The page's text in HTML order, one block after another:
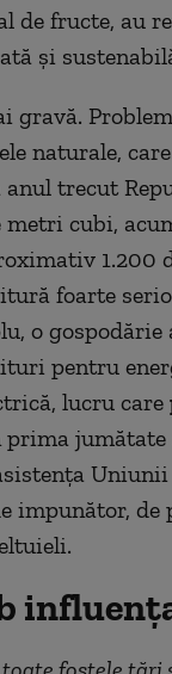
de fructe, au
și
gravă.
naturale,
trecut
cubi,
1.200
foarte
o
pentru
lucru care
jumătate
Uniunii
impunător, de